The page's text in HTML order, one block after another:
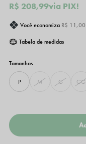
R$ 208,99via PIX!
Você economiza R$ 11,00
Tabela de medidas
P M G GG